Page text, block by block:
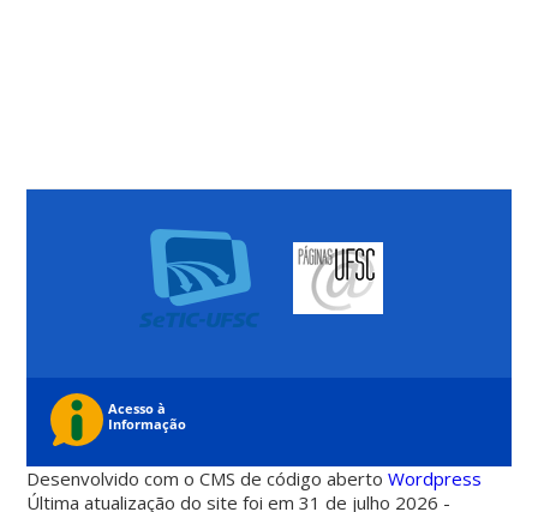
Desenvolvido com o CMS de código abertoWordpress
Última atualização do site foi em 31 de julho 2026 -